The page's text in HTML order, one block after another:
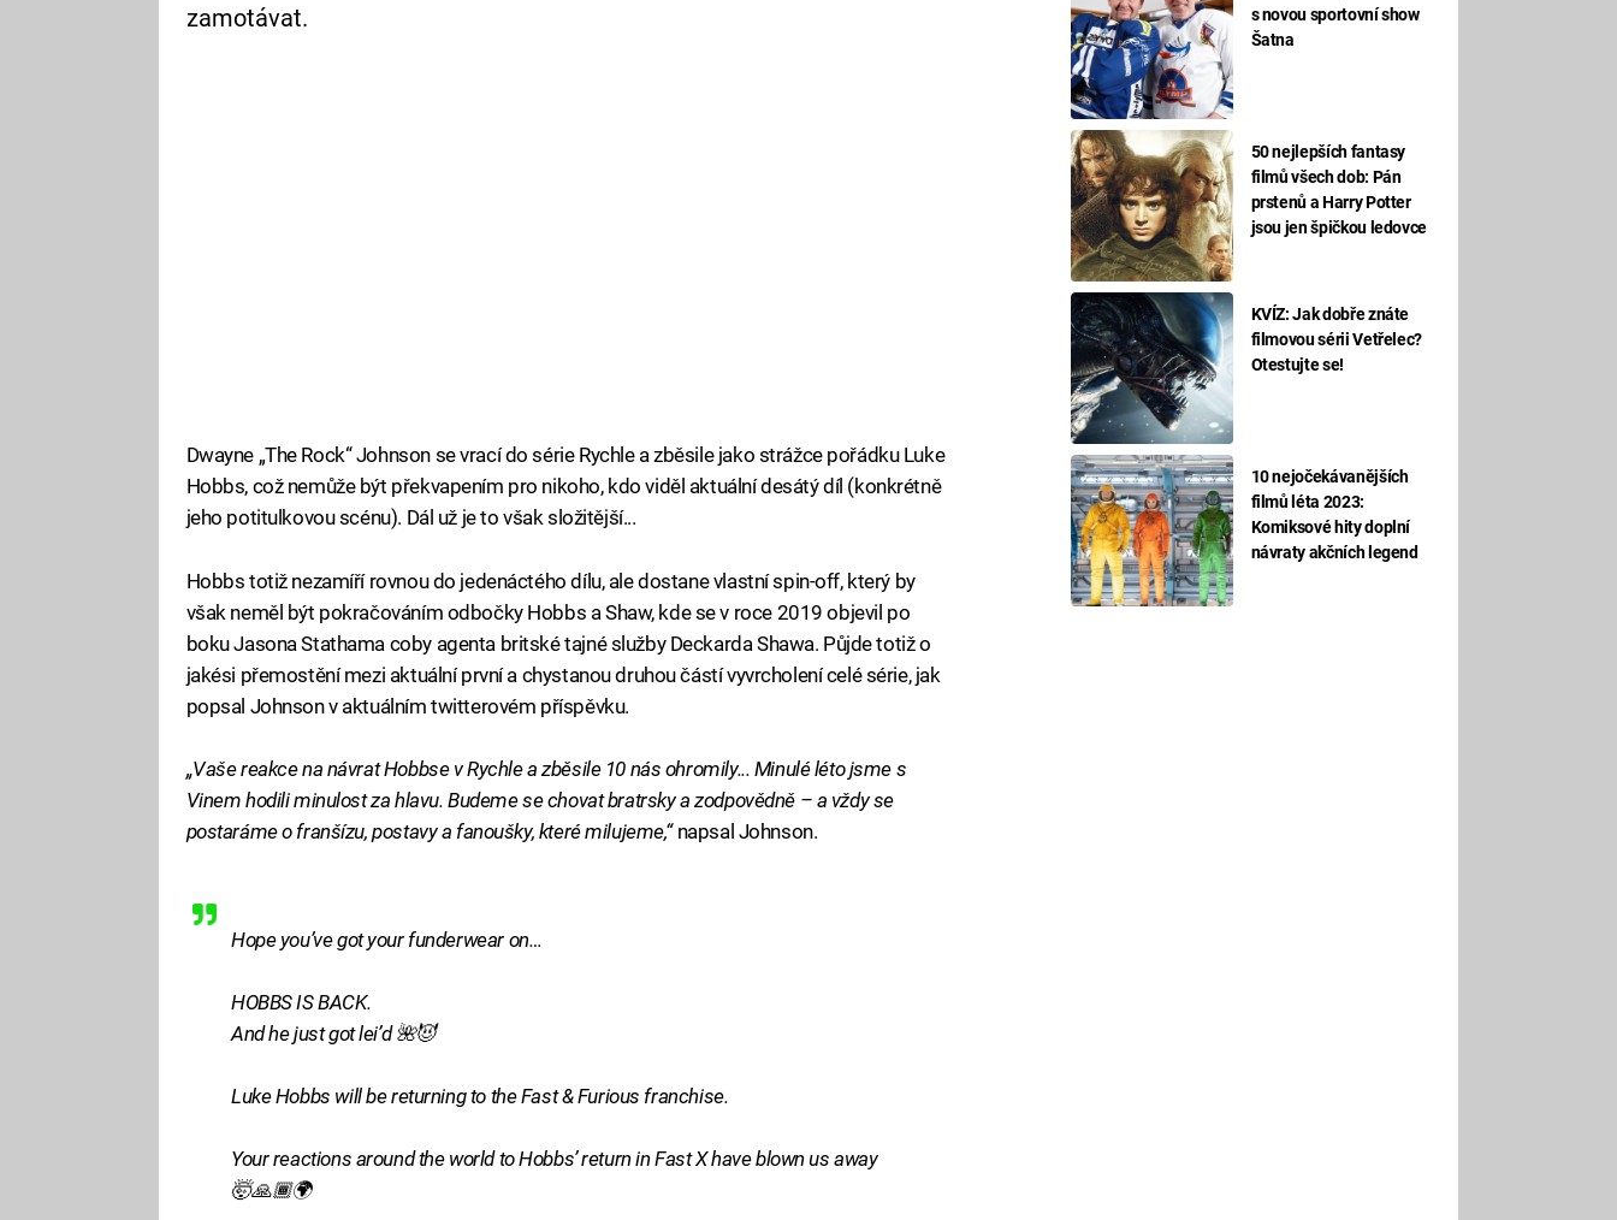
s novou sportovní show
Šatna
50 nejlepších fantasy
filmů všech dob: Pán
prstenů a Harry Potter
jsou jen špičkou ledovce
KVÍZ: Jak dobře znáte
filmovou sérii Vetřelec?
Otestujte se!
10 nejočekávanějších
filmů léta 2023:
Komiksové hity doplní
návraty akčních legend
zamotávat.
Dwayne „The Rock“ Johnson se vrací do série Rychle a zběsile jako strážce pořádku Luke
Hobbs, což nemůže být překvapením pro nikoho, kdo viděl aktuální desátý díl (konkrétně
jeho potitulkovou scénu). Dál už je to však složitější...
Hobbs totiž nezamíří rovnou do jedenáctého dílu, ale dostane vlastní spin-off, který by
však neměl být pokračováním odbočky Hobbs a Shaw, kde se v roce 2019 objevil po
boku Jasona Stathama coby agenta britské tajné služby Deckarda Shawa. Půjde totiž o
jakési přemostění mezi aktuální první a chystanou druhou částí vyvrcholení celé série, jak
popsal Johnson v aktuálním twitterovém příspěvku.
„Vaše reakce na návrat Hobbse v Rychle a zběsile 10 nás ohromily... Minulé léto jsme s
Vinem hodili minulost za hlavu. Budeme se chovat bratrsky a zodpovědně – a vždy se
postaráme o franšízu, postavy a fanoušky, které milujeme,“napsal Johnson.
Hope you’ve got your funderwear on…
HOBBS IS BACK.
And he just got lei’d 🌺😈
Luke Hobbs will be returning to the Fast & Furious franchise.
Your reactions around the world to Hobbs’ return in Fast X have blown us away
🤯🙏🏾🌍